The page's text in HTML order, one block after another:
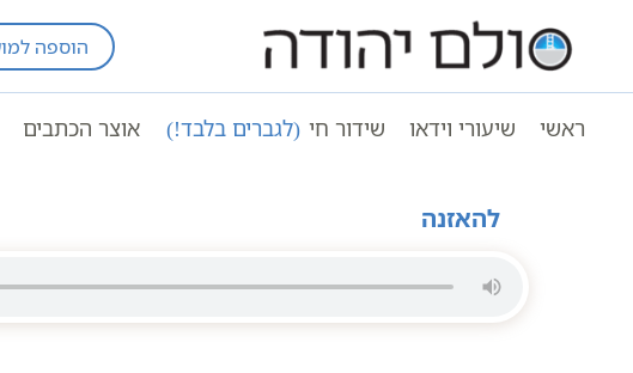
הוספה
ראשי שיעורי וידאו שידור חי (לגברים בלבד!) אוצר הכתבים
עמוד ראשי שיעורי וידאו חגים ומועדים לפי
ספירת העומר עשרים ושלושה יום – 23 ימים לעומר שיעור קבלה אונליין
להאזנה